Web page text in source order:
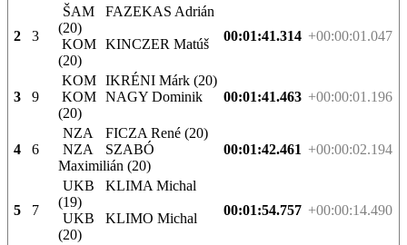
2 3
ŠAM FAZEKAS Adrián
(20)
KOMKINCZER Matúš
(20)
00:01:41.314 +00:00:01.047
3 9
KOMIKRÉNI Márk (20)
KOMNAGY Dominik
(20)
00:01:41.463 +00:00:01.196
4 6
NZA
FICZA René (20)
NZA
SZABÓ
Maximilián (20)
00:01:42.461 +00:00:02.194
5 7
UKB KLIMA Michal
(19)
UKB KLIMO Michal
(20)
00:01:54.757 +00:00:14.490